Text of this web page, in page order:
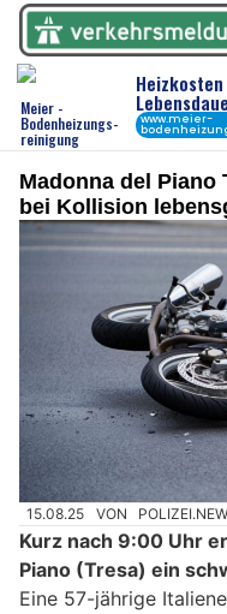
Madonna del Piano
bei Kollision
15.08.25 VON
Kurz nach 9:00 Uhr
Piano (Tresa) ein
Eine 57-jährige